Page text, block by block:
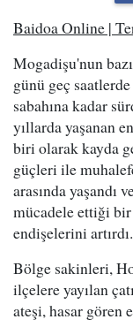
Baidoa Online |
Mogadişu'nun
günü geç
sabahına kadar
yıllarda yaşanan
biri olarak kayda
güçleri ile
arasında yaşandı
mücadele ettiği bir
endişelerini artırdı.
Bölge sakinleri,
ilçelere yayılan
ateşi, hasar gören